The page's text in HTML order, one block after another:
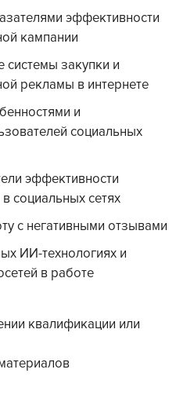
эффективности
кампании
системы закупки и
рекламы в интернете
и
социальных
эффективности
социальных сетях
с негативными отзывами
ИИ-технологиях и
в работе
квалификации или